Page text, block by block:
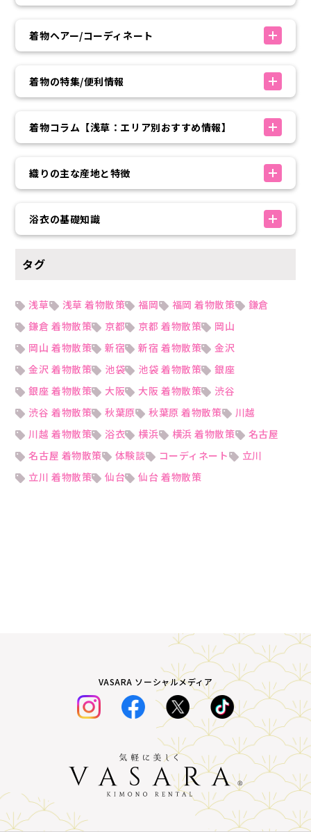
着物ヘアー/コーディネート
着物の特集/便利情報
着物コラム【浅草：エリア別おすすめ情報】
織りの主な産地と特徴
浴衣の基礎知識
タグ
浅草 浅草 着物散策 福岡 福岡 着物散策
鎌倉
鎌倉 着物散策
京都 京都 着物散策
岡山
岡山 着物散策
新宿 新宿 着物散策
金沢
金沢 着物散策
池袋 池袋 着物散策
銀座
銀座 着物散策
大阪 大阪 着物散策
渋谷
渋谷 着物散策
秋葉原 秋葉原 着物散策
川越
川越 着物散策
浴衣 横浜 横浜 着物散策
名古屋
名古屋 着物散策
体験談 コーディネート
立川
立川 着物散策
仙台 仙台 着物散策
VASARA ソーシャルメディア